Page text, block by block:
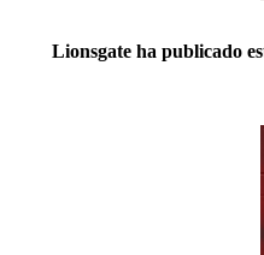
Lionsgate ha publicado